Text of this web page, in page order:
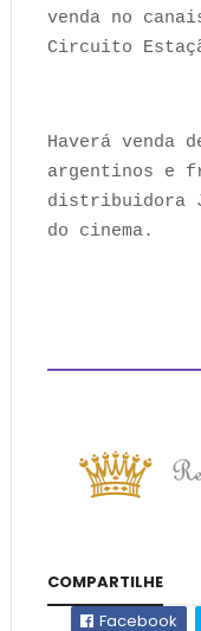
venda no
Circuito
Haverá venda
argentinos e
distribuidora
do cinema.
COMPARTILHE
Facebook